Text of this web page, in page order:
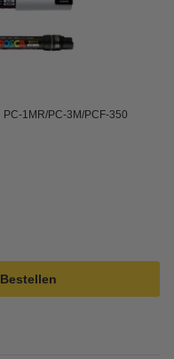
PC-1MR/PC-3M/PCF-350
Bestellen